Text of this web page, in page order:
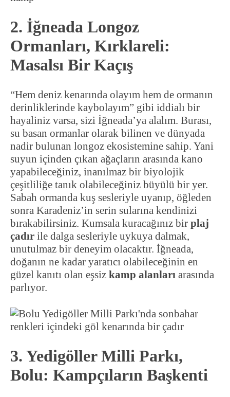
2. İğneada Longoz
Ormanları, Kırklareli:
Masalsı Bir Kaçış
“Hem deniz kenarında olayım hem de ormanın
derinliklerinde kaybolayım” gibi iddialı bir
hayaliniz varsa, sizi İğneada’ya alalım. Burası,
su basan ormanlar olarak bilinen ve dünyada
nadir bulunan longoz ekosistemine sahip. Yani
suyun içinden çıkan ağaçların arasında kano
yapabileceğiniz, inanılmaz bir biyolojik
çeşitliliğe tanık olabileceğiniz büyülü bir yer.
Sabah ormanda kuş sesleriyle uyanıp, öğleden
sonra Karadeniz’in serin sularına kendinizi
bırakabilirsiniz. Kumsala kuracağınız bir plaj
çadır ile dalga sesleriyle uykuya dalmak,
unutulmaz bir deneyim olacaktır. İğneada,
doğanın ne kadar yaratıcı olabileceğinin en
güzel kanıtı olan eşsiz kamp alanları arasında
parlıyor.
3. Yedigöller Milli Parkı,
Bolu: Kampçıların Başkenti